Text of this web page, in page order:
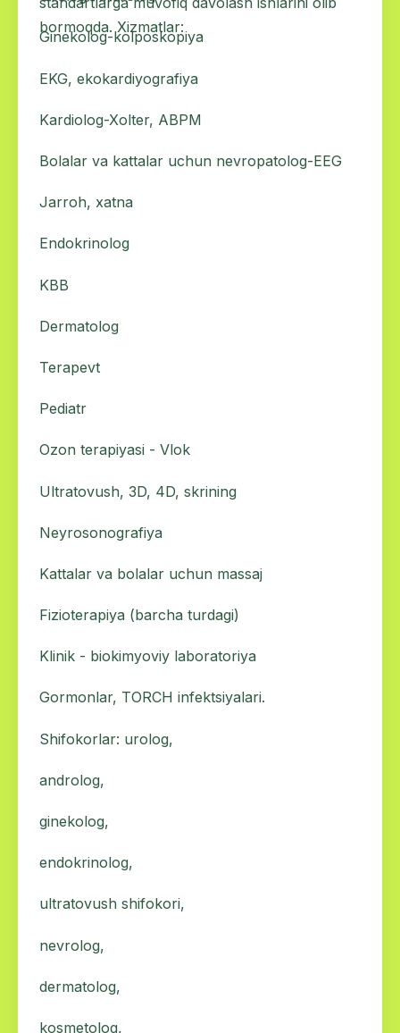
bormoqda. Xizmatlar:
Ginekolog-kolposkopiya
EKG, ekokardiyografiya
Kardiolog-Xolter, ABPM
Bolalar va kattalar uchun nevropatolog-EEG
Jarroh, xatna
Endokrinolog
KBB
Dermatolog
Terapevt
Pediatr
Ozon terapiyasi - Vlok
Ultratovush, 3D, 4D, skrining
Neyrosonografiya
Kattalar va bolalar uchun massaj
Fizioterapiya (barcha turdagi)
Klinik - biokimyoviy laboratoriya
Gormonlar, TORCH infektsiyalari.
Shifokorlar: urolog,
androlog,
ginekolog,
endokrinolog,
ultratovush shifokori,
nevrolog,
dermatolog,
kosmetolog,